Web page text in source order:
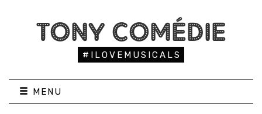
TONY COMÉDIE
#ILOVEMUSICALS
MENU